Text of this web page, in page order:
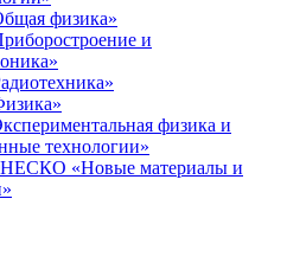
физика»
и
физика и
технологии»
«Новые материалы и